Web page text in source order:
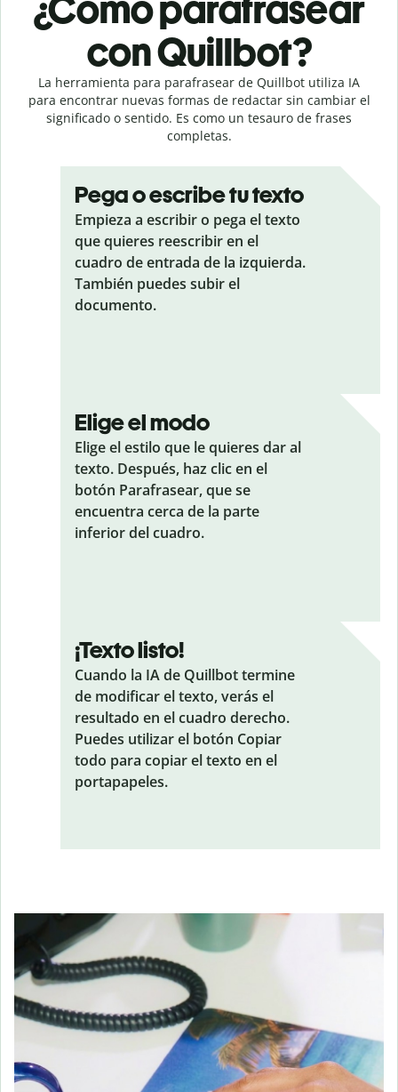
con Quillbot?
La herramienta para parafrasear de Quillbot utiliza IA
para encontrar nuevas formas de redactar sin cambiar el
significado o sentido. Es como un tesauro de frases
completas.
Pega o escribe tu texto
Empieza a escribir o pega el texto
que quieres reescribir en el
cuadro de entrada de la izquierda.
También puedes subir el
documento.
Elige el modo
Elige el estilo que le quieres dar al
texto. Después, haz clic en el
botón Parafrasear, que se
encuentra cerca de la parte
inferior del cuadro.
¡Texto listo!
Cuando la IA de Quillbot termine
de modificar el texto, verás el
resultado en el cuadro derecho.
Puedes utilizar el botón Copiar
todo para copiar el texto en el
portapapeles.